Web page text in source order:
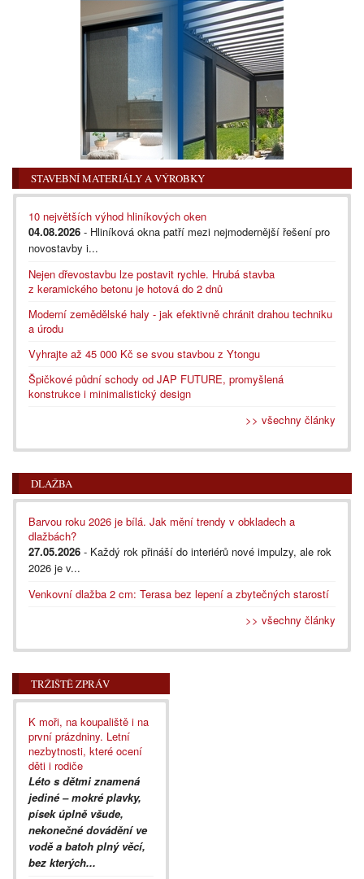
STAVEBNÍ MATERIÁLY A VÝROBKY
10 největších výhod hliníkových oken
04.08.2026 - Hliníková okna patří mezi nejmodernější řešení pro
novostavby i...
Nejen dřevostavbu lze postavit rychle. Hrubá stavba
z keramického betonu je hotová do 2 dnů
Moderní zemědělské haly - jak efektivně chránit drahou techniku
a úrodu
Vyhrajte až 45 000 Kč se svou stavbou z Ytongu
Špičkové půdní schody od JAP FUTURE, promyšlená
konstrukce i minimalistický design
>> všechny články
DLAŽBA
Barvou roku 2026 je bílá. Jak mění trendy v obkladech a
dlažbách?
27.05.2026 - Každý rok přináší do interiérů nové impulzy, ale rok
2026 je v...
Venkovní dlažba 2 cm: Terasa bez lepení a zbytečných starostí
>> všechny články
TRŽIŠTĚ ZPRÁV
K moři, na koupaliště i na
první prázdniny. Letní
nezbytnosti, které ocení
děti i rodiče
Léto s dětmi znamená
jediné – mokré plavky,
písek úplně všude,
nekonečné dovádění ve
vodě a batoh plný věcí,
bez kterých...